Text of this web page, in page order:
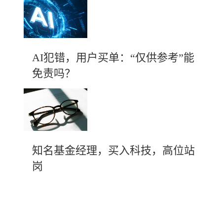
AI犯错，用户买单：“仅供参考”能
免责吗？
知名基金经理，买入科技，高位站
岗